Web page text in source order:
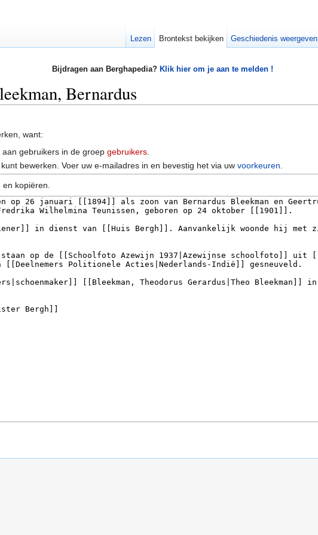
Bijdragen aan Berghapedia? Klik hier om je aan te melden !
Bernardus
want:
aan gebruikers in de groepgebruikers
bewerken. Voer uw e-mailadres in en bevestig het via uwvoorkeuren
kopiëren.
Lezen Brontekst bekijken Geschiedenis weergeven